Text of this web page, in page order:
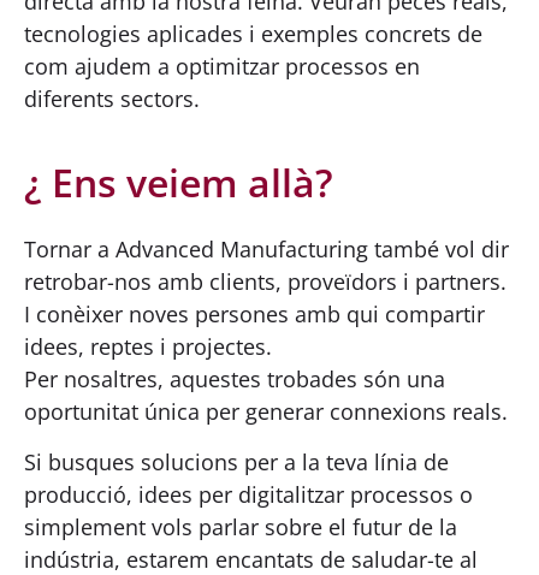
tecnologies aplicades i exemples concrets de
com ajudem a optimitzar processos en
diferents sectors.
¿ Ens veiem allà?
Tornar a Advanced Manufacturing també vol dir
retrobar-nos amb clients, proveïdors i partners.
I conèixer noves persones amb qui compartir
idees, reptes i projectes.
Per nosaltres, aquestes trobades són una
oportunitat única per generar connexions reals.
Si busques solucions per a la teva línia de
producció, idees per digitalitzar processos o
simplement vols parlar sobre el futur de la
indústria, estarem encantats de saludar-te al